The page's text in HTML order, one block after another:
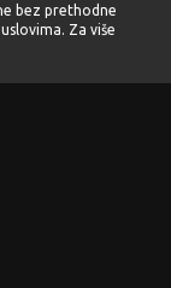
bez prethodne
Za više